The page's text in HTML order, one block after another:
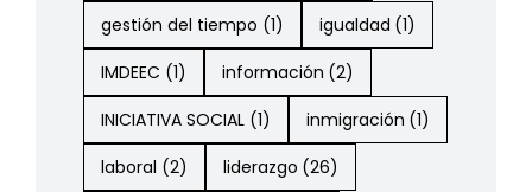
gestión del tiempo (1) igualdad (1)
IMDEEC (1) información (2)
INICIATIVA SOCIAL (1) inmigración (1)
laboral (2) liderazgo (26)